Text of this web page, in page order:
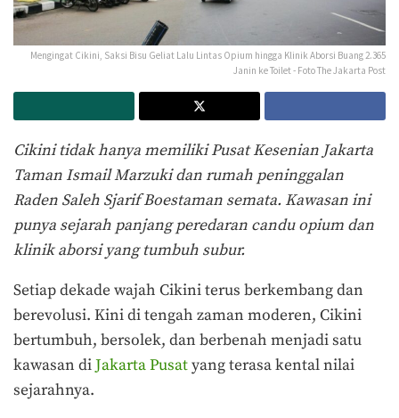
Mengingat Cikini, Saksi Bisu Geliat Lalu Lintas Opium hingga Klinik Aborsi Buang 2.365
Janin ke Toilet - Foto The Jakarta Post
Cikini tidak hanya memiliki Pusat Kesenian Jakarta
Taman Ismail Marzuki dan rumah peninggalan
Raden Saleh Sjarif Boestaman semata. Kawasan ini
punya sejarah panjang peredaran candu opium dan
klinik aborsi yang tumbuh subur.
Setiap dekade wajah Cikini terus berkembang dan
berevolusi. Kini di tengah zaman moderen, Cikini
bertumbuh, bersolek, dan berbenah menjadi satu
kawasan diJakarta Pusatyang terasa kental nilai
sejarahnya.